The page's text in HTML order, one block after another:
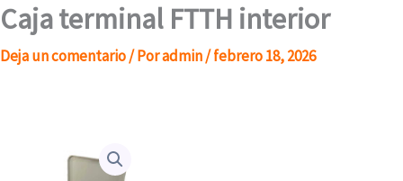
Caja terminal FTTH interior
Deja un comentario/ Poradmin/febrero 18, 2026